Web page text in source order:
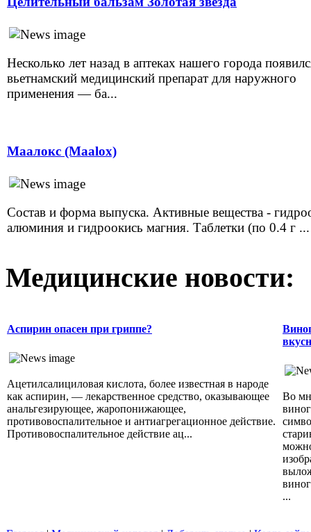
Несколько лет назад в аптеках нашего города
вьетнамский медицинский препарат для наружного
применения — ба...
Маалокс (Maalox)
Состав и форма выпуска. Активные вещества -
алюминия и гидроокись магния. Таблетки (по 0.4 г ...
Медицинские новости:
Аспирин опасен при гриппе?
Ацетилсалициловая кислота, более известная в народе
как аспирин, — лекарственное средство, оказывающее
анальгезирующее, жаропонижающее,
противовоспалительное и антиагрегационное действие.
Противовоспалительное действие ац...
Во
...